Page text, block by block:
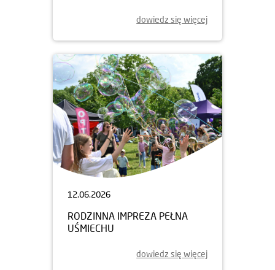
dowiedz się więcej
12.06.2026
RODZINNA IMPREZA PEŁNA
UŚMIECHU
dowiedz się więcej